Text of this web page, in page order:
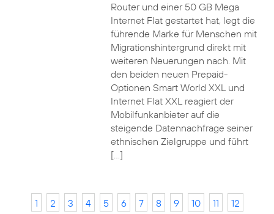
Router und einer 50 GB Mega
Internet Flat gestartet hat, legt die
führende Marke für Menschen mit
Migrationshintergrund direkt mit
weiteren Neuerungen nach. Mit
den beiden neuen Prepaid-
Optionen Smart World XXL und
Internet Flat XXL reagiert der
Mobilfunkanbieter auf die
steigende Datennachfrage seiner
ethnischen Zielgruppe und führt
[…]
1 2 3 4 5 6 7 8 9 10 11
12